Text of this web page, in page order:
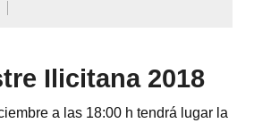
Ilicitana 2018
a las 18:00 h tendrá lugar la